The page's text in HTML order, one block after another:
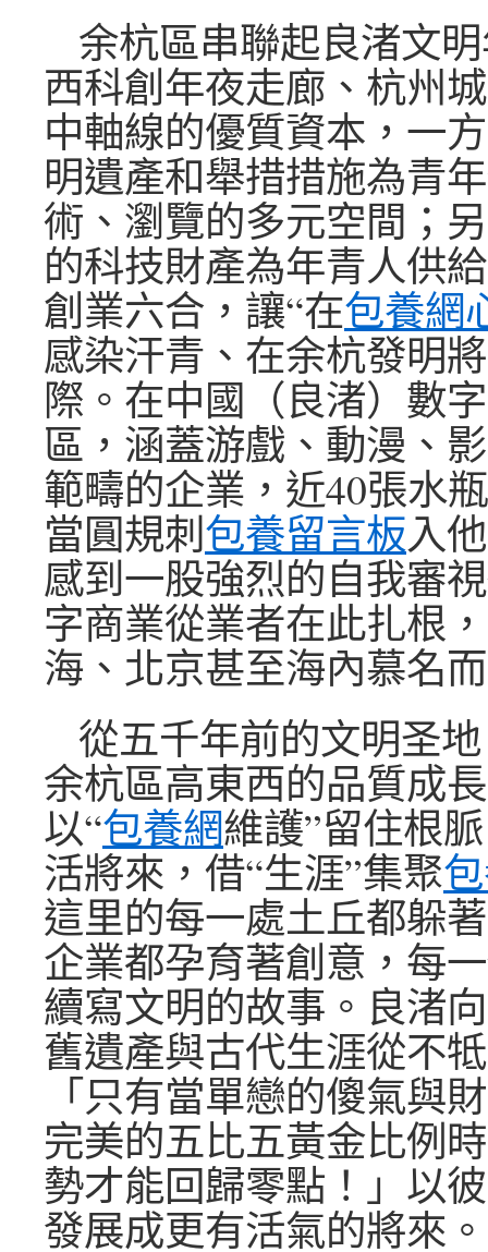
余杭區串聯起良渚文
西科創年夜走廊、杭州
中軸線的優質資本，一
明遺產和舉措措施為青
術、瀏覽的多元空間；
的科技財產為年青人供
創業六合，讓“在包養網
感染汗青、在余杭發明
際。在中國（良渚）數
區，涵蓋游戲、動漫、
範疇的企業，近40張水
當圓規刺包養留言板入
感到一股強烈的自我審
字商業從業者在此扎根
海、北京甚至海內慕名
從五千年前的文明圣
余杭區高東西的品質成
以“包養網維護”留住根
活將來，借“生涯”集聚
這里的每一處土丘都躲
企業都孕育著創意，每
續寫文明的故事。良渚
舊遺產與古代生涯從不
「只有當單戀的傻氣與
完美的五比五黃金比例
勢才能回歸零點！」以
發展成更有活氣的將來。